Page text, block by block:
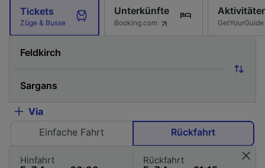
Tickets
Züge & Busse
Unterkünfte
Booking.com GetYourGuide
Via
Einfache Fahrt
Rückfahrt
Hinfahrt Rückfahrt